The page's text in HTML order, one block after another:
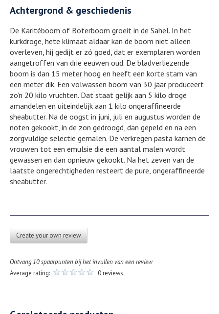
Achtergrond & geschiedenis
De Karitéboom of Boterboom groeit in de Sahel. In het
kurkdroge, hete klimaat aldaar kan de boom niet alleen
overleven, hij gedijt er zó goed, dat er exemplaren worden
aangetroffen van drie eeuwen oud. De bladverliezende
boom is dan 15 meter hoog en heeft een korte stam van
een meter dik. Een volwassen boom van 30 jaar produceert
zo’n 20 kilo vruchten. Dat staat gelijk aan 5 kilo droge
amandelen en uiteindelijk aan 1 kilo ongeraffineerde
sheabutter. Na de oogst in juni, juli en augustus worden de
noten gekookt, in de zon gedroogd, dan gepeld en na een
zorgvuldige selectie gemalen. De verkregen pasta karnen de
vrouwen tot een emulsie die een aantal malen wordt
gewassen en dan opnieuw gekookt. Na het zeven van de
laatste ongerechtigheden resteert de pure, ongeraffineerde
sheabutter.
Create your own review
Ontvang 10 spaarpunten bij het invullen van een review
Average rating:
0 reviews